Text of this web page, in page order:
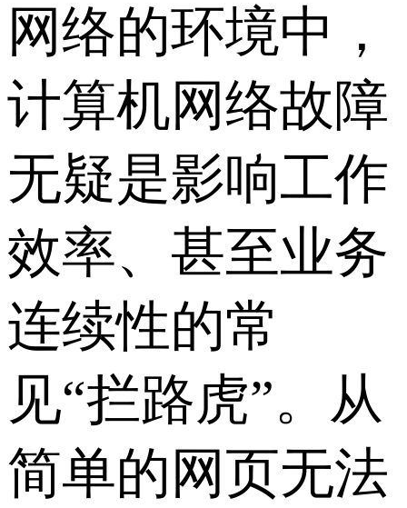
网络的环境中，
计算机网络故障
无疑是影响工作
效率、甚至业务
连续性的常
见“拦路虎”。从
简单的网页无法